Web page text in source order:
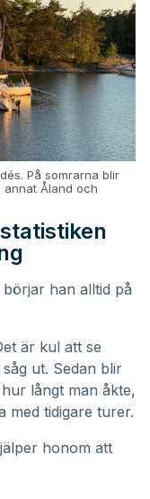
På somrarna blir
annat Åland och
han alltid på
är kul att se
ut. Sedan blir
långt man åkte,
med tidigare turer.
honom att